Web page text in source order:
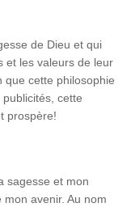
de Dieu et qui
et les valeurs de leur
que cette philosophie
cette
prospère!
sagesse et mon
avenir. Au nom